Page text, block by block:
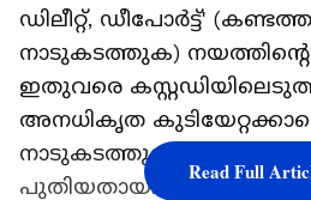
ഡിലീറ്റ്, ഡീപോർട്ട്'
നാടുകടത്തുക) നയത്തിൻ്റെ
ഇതുവരെ
അനധികൃത
നാടുകടത്തുന്നതിന്
പുതിയതായി
Read Full